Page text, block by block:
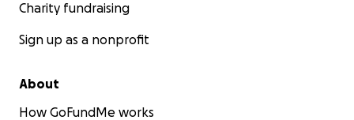
Charity fundraising
Sign up as a nonprofit
About
How GoFundMe works